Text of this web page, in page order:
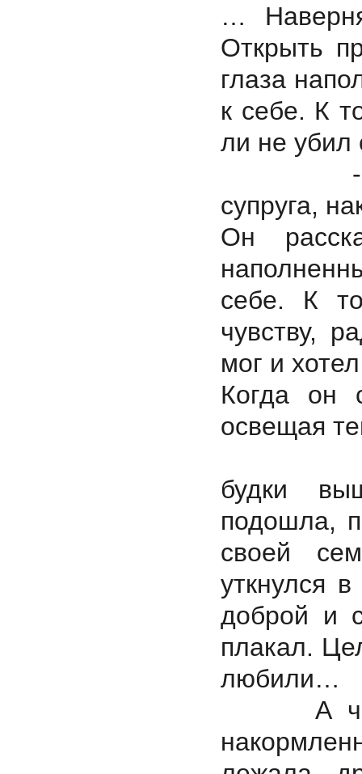
…
Открыть
глаза
к себе. К
ли не убил
-
супруга,
Он
себе. К
чувству,
мог и
Когда он
освещая
будки
подошла,
своей
уткнулся
доброй и
плакал.
любили…
А через